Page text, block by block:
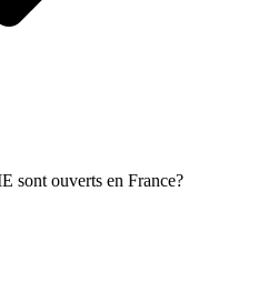
sont ouverts en France?